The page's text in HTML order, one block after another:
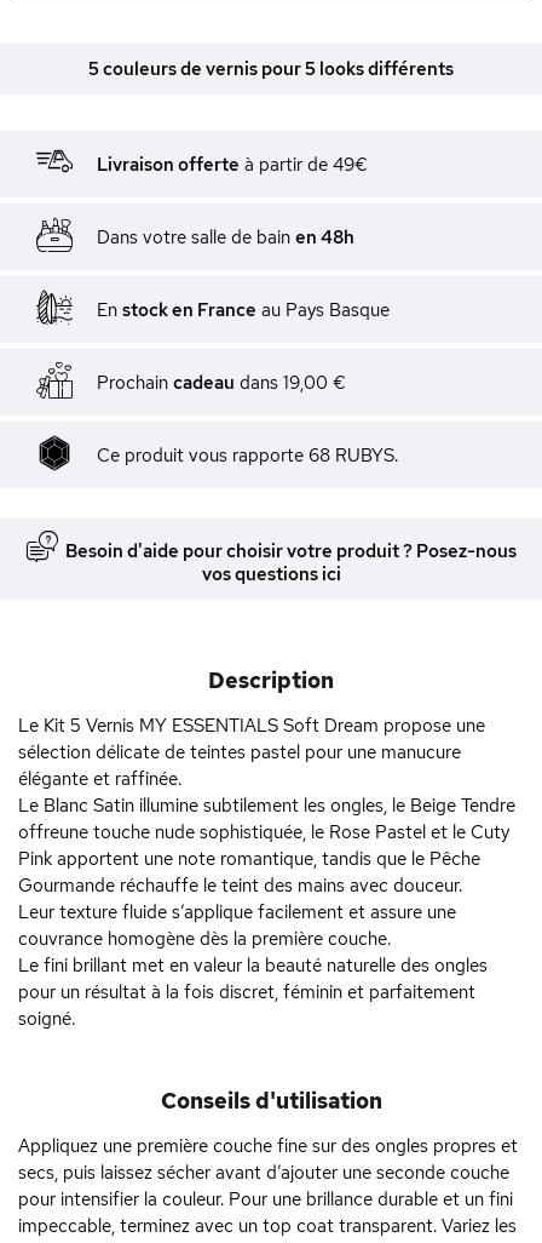
5 couleurs de vernis pour 5 looks différents
Livraison offerte à partir de 49€
Dans votre salle de bain en 48h
En stock en France au Pays Basque
Prochain cadeau dans 19,00 €
Ce produit vous rapporte 68 RUBYS.
Besoin d'aide pour choisir votre produit ? Posez-nous
vos questions ici
Description
Le Kit 5 Vernis MY ESSENTIALS Soft Dream propose une
sélection délicate de teintes pastel pour une manucure
élégante et raffinée.
Le Blanc Satin illumine subtilement les ongles, le Beige Tendre
offreune touche nude sophistiquée, le Rose Pastel et le Cuty
Pink apportent une note romantique, tandis que le Pêche
Gourmande réchauffe le teint des mains avec douceur.
Leur texture fluide s’applique facilement et assure une
couvrance homogène dès la première couche.
Le fini brillant met en valeur la beauté naturelle des ongles
pour un résultat à la fois discret, féminin et parfaitement
soigné.
Conseils d'utilisation
Appliquez une première couche fine sur des ongles propres et
secs, puis laissez sécher avant d’ajouter une seconde couche
pour intensifier la couleur. Pour une brillance durable et un fini
impeccable, terminez avec un top coat transparent. Variez les